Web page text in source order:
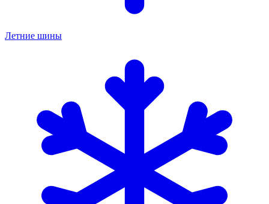
Летние шины